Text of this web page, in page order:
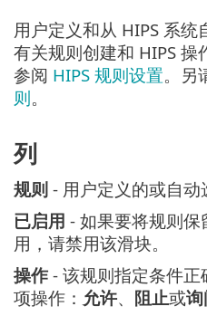
用户定义和从 HIPS 系统
有关规则创建和 HIPS
参阅 HIPS 规则设置。另
则。
列
规则 - 用户定义的或自动
已启用 - 如果要将规则
用，请禁用该滑块。
操作 - 该规则指定条件
项操作： 允许、 阻止或询